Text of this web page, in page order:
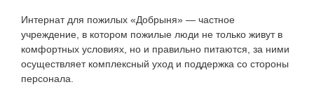
Интернат для пожилых «Добрыня» — частное
учреждение, в котором пожилые люди не только живут в
комфортных условиях, но и правильно питаются, за ними
осуществляет комплексный уход и поддержка со стороны
персонала.